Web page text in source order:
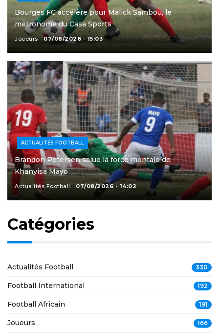
Bourges FC accélère pour Malick Sambou, le
métronome du Casa Sports
Joueurs 07/08/2026 - 15:03
ACTUALITÉS FOOTBALL
Brandon Petersen salue la force mentale de
Khanyisa Mayo
Actualités Football 07/08/2026 - 14:02
Catégories
Actualités Football 330
Football International 192
Football Africain 191
Joueurs 166